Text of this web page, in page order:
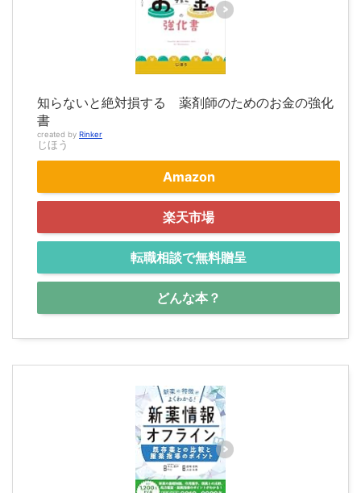
知らないと絶対損する 薬剤師のためのお金の強化
書
created by Rinker
じほう
Amazon
楽天市場
転職相談で無料贈呈
どんな本？